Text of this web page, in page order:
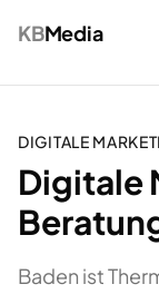
KBMedia
DIGITALE
Digitale
Baden ist